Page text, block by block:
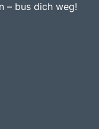
– bus dich weg!